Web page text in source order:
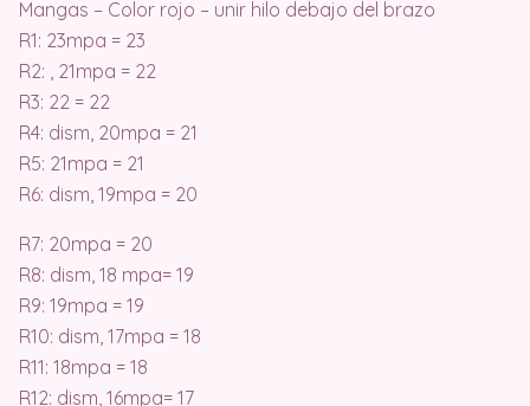
Mangas – Color rojo – unir hilo debajo del brazo
R1: 23mpa = 23
R2: , 21mpa = 22
R3: 22 = 22
R4: dism, 20mpa = 21
R5: 21mpa = 21
R6: dism, 19mpa = 20
R7: 20mpa = 20
R8: dism, 18 mpa= 19
R9: 19mpa = 19
R10: dism, 17mpa = 18
R11: 18mpa = 18
R12: dism, 16mpa= 17